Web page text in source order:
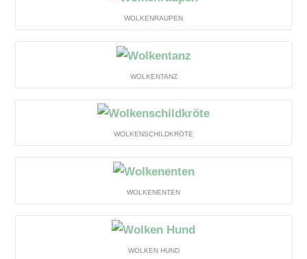
WOLKENRAUPEN
WOLKENTANZ
WOLKENSCHILDKRÖTE
WOLKENENTEN
WOLKEN HUND